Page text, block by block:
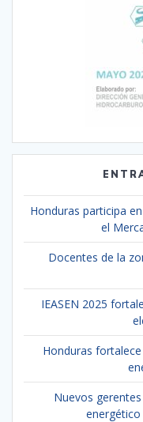
Honduras participa
el
Docentes de la
IEASEN 2025
Honduras
Nuevos